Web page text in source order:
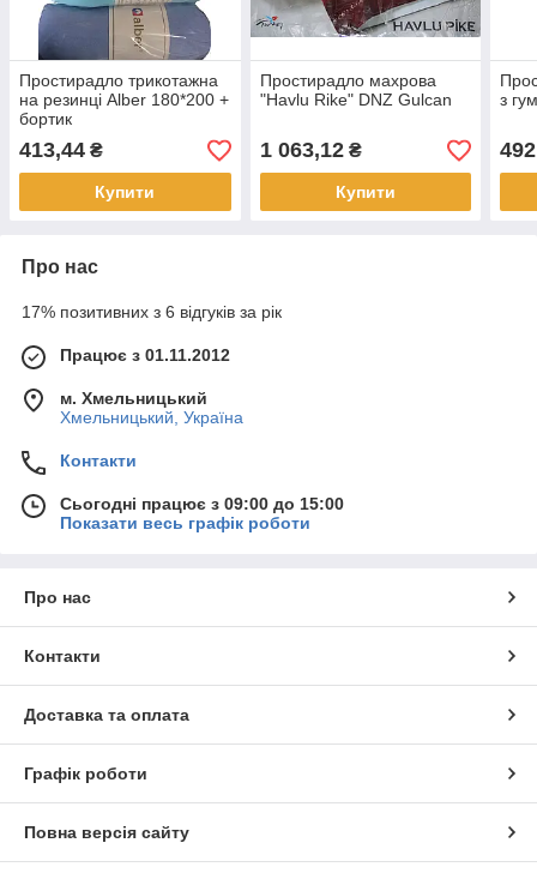
Простирадло трикотажна
на резинці Alber 180*200 +
бортик
413,44 ₴
Купити
Простирадло махрова
"Havlu Rike" DNZ Gulcan
1 063,12₴
Купити
з
492
Про нас
17% позитивних з 6 відгуків за рік
Працює з 01.11.2012
м. Хмельницький
Хмельницький, Україна
Контакти
Сьогодні працює з 09:00 до 15:00
Показати весь графік роботи
Про нас
Контакти
Доставка та оплата
Графік роботи
Повна версія сайту